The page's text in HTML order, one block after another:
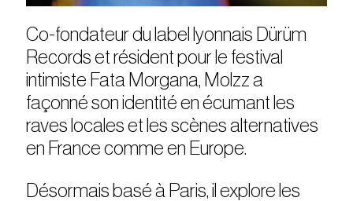
privatisations
Co-fondateur du label lyonnais Dürüm
Records et résident pour le festival
intimiste Fata Morgana, Molzz a
façonné son identité en écumant les
raves locales et les scènes alternatives
en France comme en Europe.
Désormais basé à Paris, il explore les